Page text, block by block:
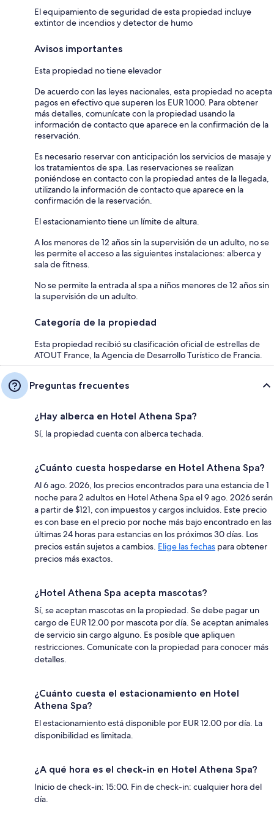
El equipamiento de seguridad de esta propiedad incluye
extintor de incendios y detector de humo
Avisos importantes
Esta propiedad no tiene elevador
De acuerdo con las leyes nacionales, esta propiedad no acepta
pagos en efectivo que superen los EUR 1000. Para obtener
más detalles, comunícate con la propiedad usando la
información de contacto que aparece en la confirmación de la
reservación.
Es necesario reservar con anticipación los servicios de masaje y
los tratamientos de spa. Las reservaciones se realizan
poniéndose en contacto con la propiedad antes de la llegada,
utilizando la información de contacto que aparece en la
confirmación de la reservación.
El estacionamiento tiene un límite de altura.
A los menores de 12 años sin la supervisión de un adulto, no se
les permite el acceso a las siguientes instalaciones: alberca y
sala de fitness.
No se permite la entrada al spa a niños menores de 12 años sin
la supervisión de un adulto.
Categoría de la propiedad
Esta propiedad recibió su clasificación oficial de estrellas de
ATOUT France, la Agencia de Desarrollo Turístico de Francia.
Preguntas frecuentes
¿Hay alberca en Hotel Athena Spa?
Sí, la propiedad cuenta con alberca techada.
¿Cuánto cuesta hospedarse en Hotel Athena Spa?
Al 6 ago. 2026, los precios encontrados para una estancia de 1
noche para 2 adultos en Hotel Athena Spa el 9 ago. 2026 serán
a partir de $121, con impuestos y cargos incluidos. Este precio
es con base en el precio por noche más bajo encontrado en las
últimas 24 horas para estancias en los próximos 30 días. Los
precios están sujetos a cambios. Elige las fechas para obtener
precios más exactos.
¿Hotel Athena Spa acepta mascotas?
Sí, se aceptan mascotas en la propiedad. Se debe pagar un
cargo de EUR 12.00 por mascota por día. Se aceptan animales
de servicio sin cargo alguno. Es posible que apliquen
restricciones. Comunícate con la propiedad para conocer más
detalles.
¿Cuánto cuesta el estacionamiento en Hotel
Athena Spa?
El estacionamiento está disponible por EUR 12.00 por día. La
disponibilidad es limitada.
¿A qué hora es el check-in en Hotel Athena Spa?
Inicio de check-in: 15:00. Fin de check-in: cualquier hora del
día.